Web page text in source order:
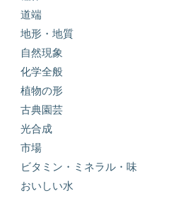
道端
地形・地質
自然現象
化学全般
植物の形
古典園芸
光合成
市場
ビタミン・ミネラル・味
おいしい水